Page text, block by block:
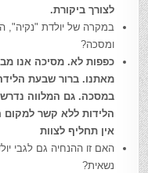
לצורך ביקורת.
במקרה של יולדת "נקיה",
ומסכה?
כפפות לא. מסיכה אנו
מאתנו. ברור שבעת
במסכה. גם המלווה
הלידות ללא קשר למקום
אין תחליף לצוות
האם זו ההנחיה גם לגבי
נשאית?